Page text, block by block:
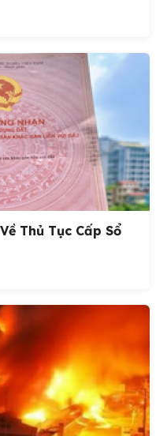
Thủ Tục Cấp Sổ